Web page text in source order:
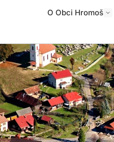
O Obci Hromoš